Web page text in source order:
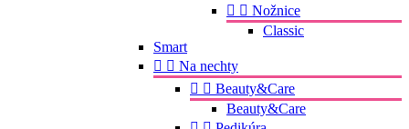
  Nožnice
Classic
Smart
  Na nechty
  Beauty&Care
Beauty&Care